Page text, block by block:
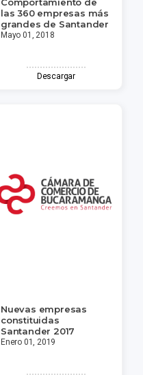
Comportamiento de
las 360 empresas más
grandes de Santander
Mayo 01, 2018
Descargar
Nuevas empresas
constituidas
Santander 2017
Enero 01, 2019